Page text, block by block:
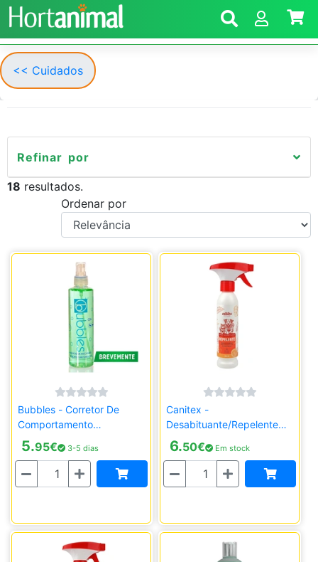
<< Cuidados
Refinar por
18 resultados.
Ordenar por
Bubbles - Corretor De
Comportamento
(Habituante)
5.95€ 3-5 dias
Quantidade
Canitex -
Desabituante/Repelente
Para Cães E Gatos
6.50€ Em stock
Quantidade